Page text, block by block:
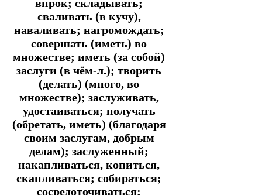
впрок; складывать;
сваливать (в кучу),
наваливать; нагромождать;
совершать (иметь) во
множестве; иметь (за собой)
заслуги (в чём-л.); творить
(делать) (много, во
множестве); заслуживать,
удостаиваться; получать
(обретать, иметь) (благодаря
своим заслугам, добрым
делам); заслуженный;
накапливаться, копиться,
скапливаться; собираться;
сосредоточиваться;